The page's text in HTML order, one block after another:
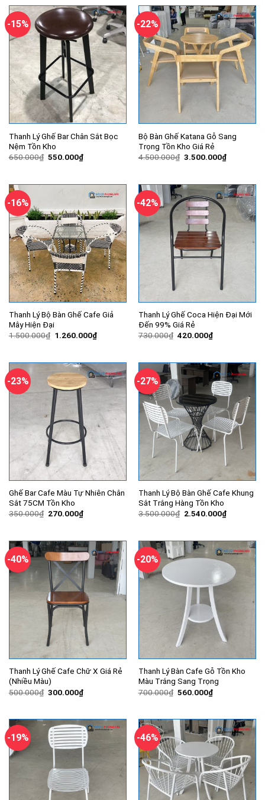
570.000₫.
830.000₫.
-15%
Thanh Lý Ghế Bar Chân Sắt Bọc
Nệm Tồn Kho
650.000₫ Giá
550.000₫Giá
hiện
550.000₫.
-22%
Bộ Bàn Ghế Katana Gỗ Sang
Trọng Tồn Kho Giá Rẻ
4.500.000₫ Giá
3.500.000₫Giá
hiện
-16%
Thanh Lý Bộ Bàn Ghế Cafe Giả
Mây Hiện Đại
1.500.000₫ Giá
1.260.000₫Giá
hiện
1.260.000₫.
-42%
Thanh Lý Ghế Coca Hiện Đại Mới
Đến 99% Giá Rẻ
730.000₫ Giá
420.000₫Giá
hiện
420.000₫.
-23%
Ghế Bar Cafe Màu Tự Nhiên Chân
Sắt 75CM Tồn Kho
350.000₫ Giá
270.000₫Giá
hiện
270.000₫.
-27%
Thanh Lý Bộ Bàn Ghế Cafe Khung
Sắt Trắng Hàng Tồn Kho
3.500.000₫ Giá
2.540.000₫Giá
hiện
-40%
Thanh Lý Ghế Cafe Chữ X Giá Rẻ
(Nhiều Màu)
500.000₫ Giá
300.000₫Giá
hiện
300.000₫.
-20%
Thanh Lý Bàn Cafe Gỗ Tồn Kho
Màu Trắng Sang Trọng
700.000₫ Giá
560.000₫Giá
hiện
560.000₫.
-19% -46%